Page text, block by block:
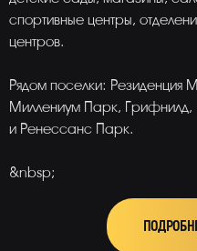
спортивные центры,
центров.
Рядом поселки: Резиденция
Миллениум Парк,
и Ренессанс Парк.
&nbsp;